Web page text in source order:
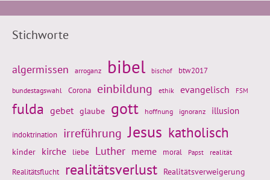
Stichworte
algermissen arroganz bibel bischof btw2017
bundestagswahl Corona einbildung ethik evangelisch FSM
fulda gebet glaube gott hoffnung ignoranz illusion
indoktrination irreführung Jesus katholisch
kinder kirche liebe Luther meme moral Papst realität
Realitätsflucht realitätsverlust Realitätsverweigerung